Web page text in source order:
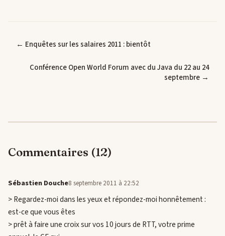
← Enquêtes sur les salaires 2011 : bientôt
Conférence Open World Forum avec du Java du 22 au 24
septembre →
Commentaires (12)
Sébastien Douche8 septembre 2011 à 22:52
> Regardez-moi dans les yeux et répondez-moi honnêtement :
est-ce que vous êtes
> prêt à faire une croix sur vos 10 jours de RTT, votre prime